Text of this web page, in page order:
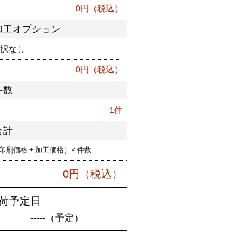
0円（税込）
工オプション
なし
0円（税込）
数
1件
計
印刷価格 + 加工価格）× 件数
0円（税込）
予定日
----- （予定）